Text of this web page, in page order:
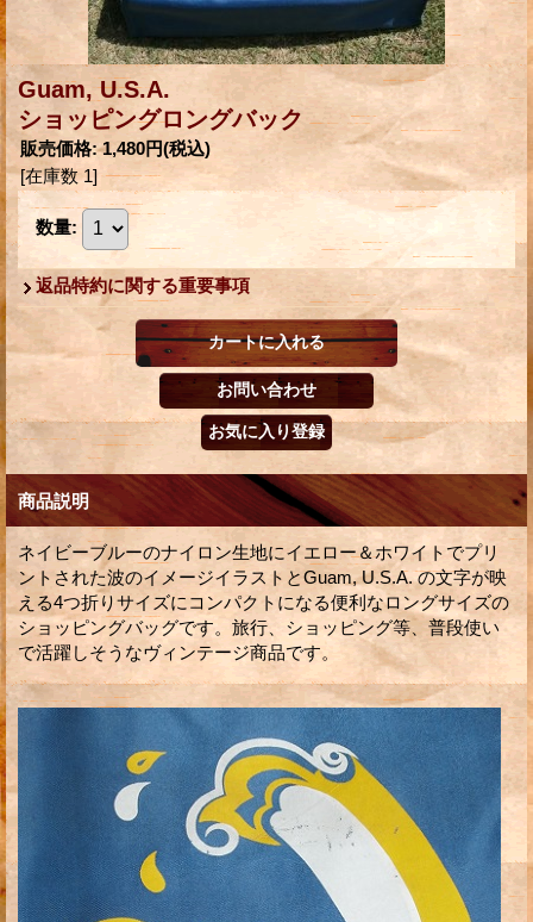
Guam, U.S.A.
ショッピングロングバック
販売価格: 1,480円(税込)
[在庫数 1]
数量:
返品特約に関する重要事項
商品説明
ネイビーブルーのナイロン生地にイエロー＆ホワイトでプリ
ントされた波のイメージイラストとGuam, U.S.A. の文字が映
える4つ折りサイズにコンパクトになる便利なロングサイズの
ショッピングバッグです。旅行、ショッピング等、普段使い
で活躍しそうなヴィンテージ商品です。